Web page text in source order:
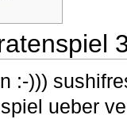
:-)))
ueber